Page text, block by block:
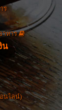
ร
าหาร
น
นไลน์)